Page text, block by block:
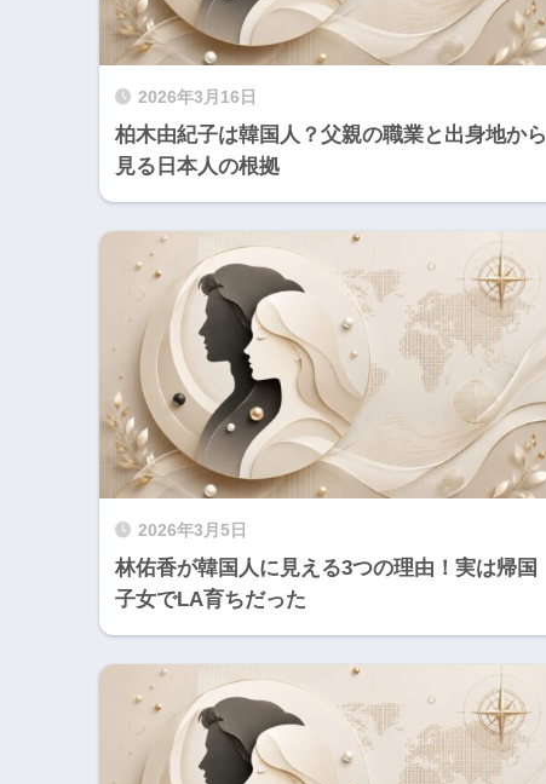
2026年3月16日
柏木由紀子は韓国人？父親の職業と出身地から
見る日本人の根拠
2026年3月5日
林佑香が韓国人に見える3つの理由！実は帰国
子女でLA育ちだった